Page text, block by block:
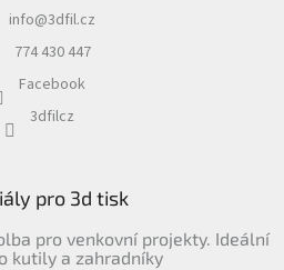
info@3dfil.cz
774 430 447
Facebook
3dfilcz
pro 3d tisk
pro venkovní projekty. Ideální
kutily a zahradníky